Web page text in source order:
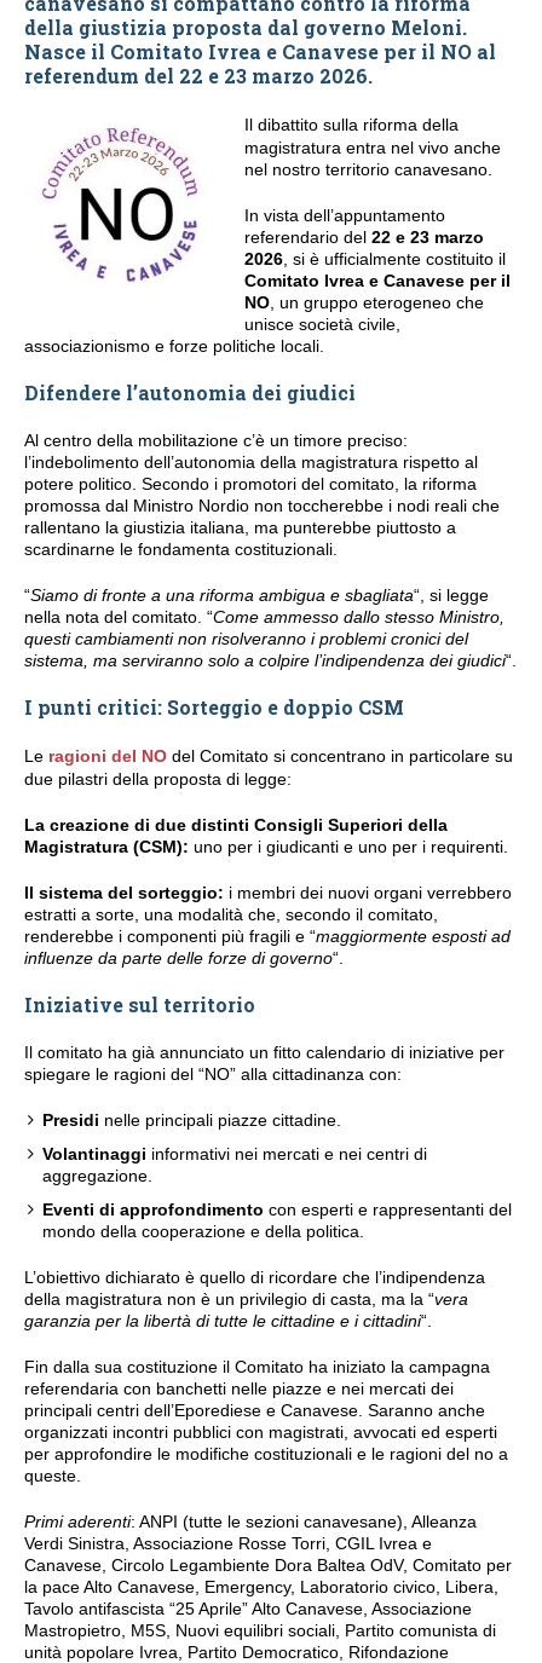
della giustizia proposta dal governo Meloni.
Nasce il Comitato Ivrea e Canavese per il NO al
referendum del 22 e 23 marzo 2026.
Il dibattito sulla riforma della
magistratura entra nel vivo anche
nel nostro territorio canavesano.
In vista dell’appuntamento
referendario del 22 e 23 marzo
2026 , si è ufficialmente costituito il
Comitato Ivrea e Canavese per il
NO , un gruppo eterogeneo che
unisce società civile,
associazionismo e forze politiche locali.
Difendere l’autonomia dei giudici
Al centro della mobilitazione c’è un timore preciso:
l’indebolimento dell’autonomia della magistratura rispetto al
potere politico. Secondo i promotori del comitato, la riforma
promossa dal Ministro Nordio non toccherebbe i nodi reali che
rallentano la giustizia italiana, ma punterebbe piuttosto a
scardinarne le fondamenta costituzionali.
“Siamo di fronte a una riforma ambigua e sbagliata“, si legge
nella nota del comitato. “Come ammesso dallo stesso Ministro,
questi cambiamenti non risolveranno i problemi cronici del
sistema, ma serviranno solo a colpire l’indipendenza dei giudici“.
I punti critici: Sorteggio e doppio CSM
Le ragioni del NO del Comitato si concentrano in particolare su
due pilastri della proposta di legge:
La creazione di due distinti Consigli Superiori della
Magistratura (CSM): uno per i giudicanti e uno per i requirenti.
Il sistema del sorteggio: i membri dei nuovi organi verrebbero
estratti a sorte, una modalità che, secondo il comitato,
renderebbe i componenti più fragili e “maggiormente esposti ad
influenze da parte delle forze di governo“.
Iniziative sul territorio
Il comitato ha già annunciato un fitto calendario di iniziative per
spiegare le ragioni del “NO” alla cittadinanza con:
Presidi nelle principali piazze cittadine.
Volantinaggi informativi nei mercati e nei centri di
aggregazione.
Eventi di approfondimento con esperti e rappresentanti del
mondo della cooperazione e della politica.
L’obiettivo dichiarato è quello di ricordare che l’indipendenza
della magistratura non è un privilegio di casta, ma la “vera
garanzia per la libertà di tutte le cittadine e i cittadini“.
Fin dalla sua costituzione il Comitato ha iniziato la campagna
referendaria con banchetti nelle piazze e nei mercati dei
principali centri dell’Eporediese e Canavese. Saranno anche
organizzati incontri pubblici con magistrati, avvocati ed esperti
per approfondire le modifiche costituzionali e le ragioni del no a
queste.
Primi aderenti: ANPI (tutte le sezioni canavesane), Alleanza
Verdi Sinistra, Associazione Rosse Torri, CGIL Ivrea e
Canavese, Circolo Legambiente Dora Baltea OdV, Comitato per
la pace Alto Canavese, Emergency, Laboratorio civico, Libera,
Tavolo antifascista “25 Aprile” Alto Canavese, Associazione
Mastropietro, M5S, Nuovi equilibri sociali, Partito comunista di
unità popolare Ivrea, Partito Democratico, Rifondazione